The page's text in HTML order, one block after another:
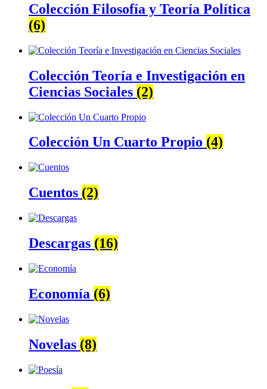
Colección Filosofía y Teoría Política
(6)
Colección Teoría e Investigación en
Ciencias Sociales (2)
Colección Un Cuarto Propio (4)
Cuentos (2)
Descargas (16)
Economía (6)
Novelas (8)